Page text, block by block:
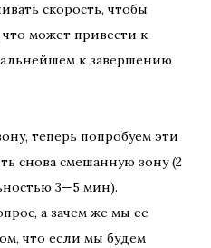
скорость, чтобы
может привести к
к завершению
теперь попробуем эти
снова смешанную зону (2
3—5 мин).
а зачем же мы ее
что если мы будем